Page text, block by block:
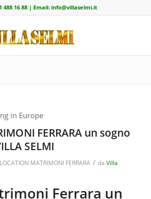
488 16 88| Email: info@villaselmi.it
FERRARA un sogno
SELMI
LOCATION MATRIMONI FERRARA / da Villa
Ferrara un